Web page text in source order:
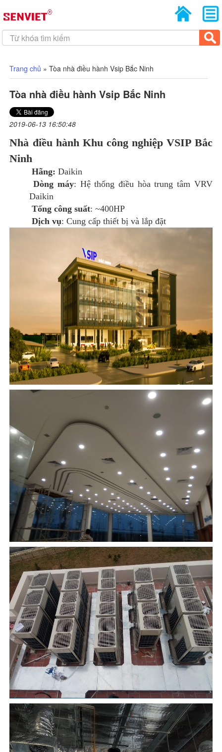
Trang chủ » Tòa nhà điều hành Vsip Bắc Ninh
Tòa nhà điều hành Vsip Bắc Ninh
2019-06-13 16:50:48
Nhà điều hành Khu công nghiệp VSIP Bắc
Ninh
Hãng: Daikin
Dòng máy: Hệ thống điều hòa trung tâm VRV
Daikin
Tổng công suất: ~400HP
Dịch vụ: Cung cấp thiết bị và lắp đặt